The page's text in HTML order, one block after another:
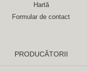
Hartă
Formular de contact
PRODUCĂTORII